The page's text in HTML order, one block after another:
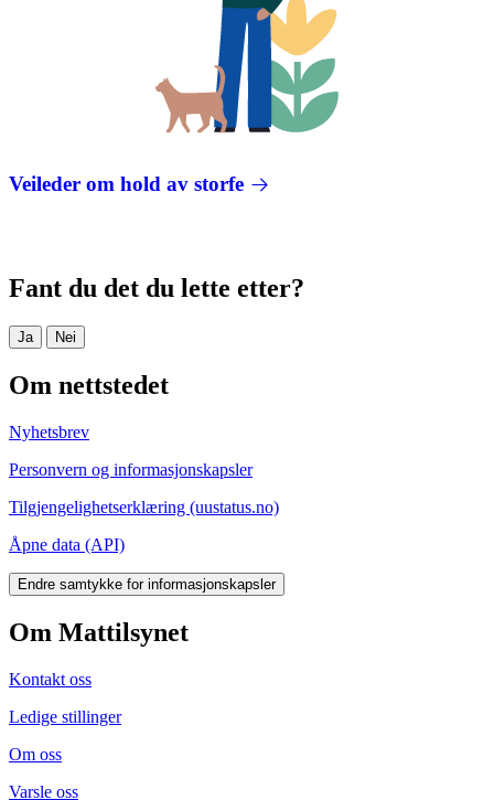
Veileder om hold av storfe
Fant du det du lette etter?
Ja Nei
Om nettstedet
Nyhetsbrev
Personvern og informasjonskapsler
Tilgjengelighetserklæring (uustatus.no)
Åpne data (API)
Endre samtykke for informasjonskapsler
Om Mattilsynet
Kontakt oss
Ledige stillinger
Om oss
Varsle oss